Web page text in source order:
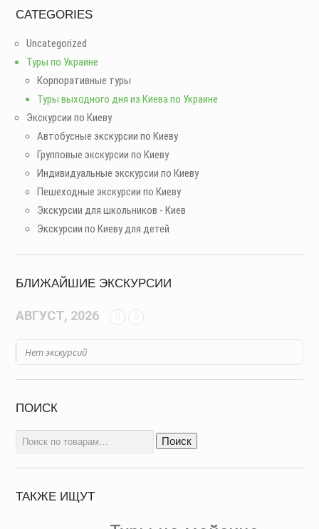
CATEGORIES
Uncategorized
Туры по Украине
Корпоративные туры
Туры выходного дня из Киева по Украине
Экскурсии по Киеву
Автобусные экскурсии по Киеву
Групповые экскурсии по Киеву
Индивидуальные экскурсии по Киеву
Пешеходные экскурсии по Киеву
Экскурсии для школьников - Киев
Экскурсии по Киеву для детей
БЛИЖАЙШИЕ ЭКСКУРСИИ
АВГУСТ, 2026
Нет экскурсий
ПОИСК
Искать: Поиск
ТАКЖЕ ИЩУТ